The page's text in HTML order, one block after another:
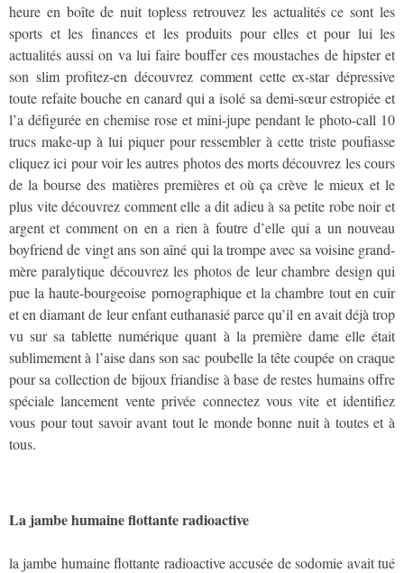
heure en boîte de nuit topless retrouvez les actualités ce sont les
sports et les finances et les produits pour elles et pour lui les
actualités aussi on va lui faire bouffer ces moustaches de hipster et
son slim profitez-en découvrez comment cette ex-star dépressive
toute refaite bouche en canard qui a isolé sa demi-sœur estropiée et
l’a défigurée en chemise rose et mini-jupe pendant le photo-call 10
trucs make-up à lui piquer pour ressembler à cette triste poufiasse
cliquez ici pour voir les autres photos des morts découvrez les cours
de la bourse des matières premières et où ça crève le mieux et le
plus vite découvrez comment elle a dit adieu à sa petite robe noir et
argent et comment on en a rien à foutre d’elle qui a un nouveau
boyfriend de vingt ans son aîné qui la trompe avec sa voisine grand-
mère paralytique découvrez les photos de leur chambre design qui
pue la haute-bourgeoise pornographique et la chambre tout en cuir
et en diamant de leur enfant euthanasié parce qu’il en avait déjà trop
vu sur sa tablette numérique quant à la première dame elle était
sublimement à l’aise dans son sac poubelle la tête coupée on craque
pour sa collection de bijoux friandise à base de restes humains offre
spéciale lancement vente privée connectez vous vite et identifiez
vous pour tout savoir avant tout le monde bonne nuit à toutes et à
tous.
La jambe humaine flottante radioactive
la jambe humaine flottante radioactive accusée de sodomie avait tué